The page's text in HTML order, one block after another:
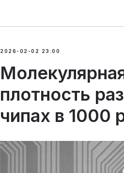
2026-02-02 23:00
плотность
чипах в 1000